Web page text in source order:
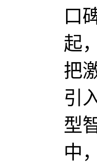
口
起
把
引
型
中